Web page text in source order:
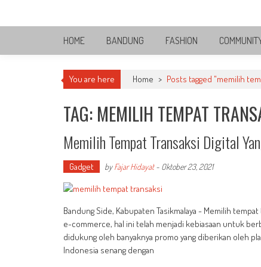
Bandung Side
Sisi Cantik Bandung
HOME BANDUNG FASHION
You are here Home > Posts tagged "memilih
TAG: MEMILIH TEMPAT
Memilih Tempat Transaksi Digital
Gadget byFajar Hidayat- Oktober 23, 2021
Bandung Side, Kabupaten Tasikmalaya - Memilih
e-commerce, hal ini telah menjadi kebiasaan untuk
didukung oleh banyaknya promo yang diberikan oleh
Indonesia senang dengan